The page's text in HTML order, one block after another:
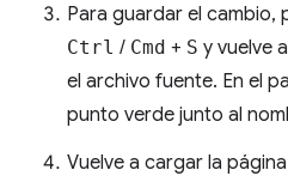
Para guardar el cambio,
Ctrl / Cmd + S y vuelve
el archivo fuente. En el
punto verde junto al
Vuelve a cargar la